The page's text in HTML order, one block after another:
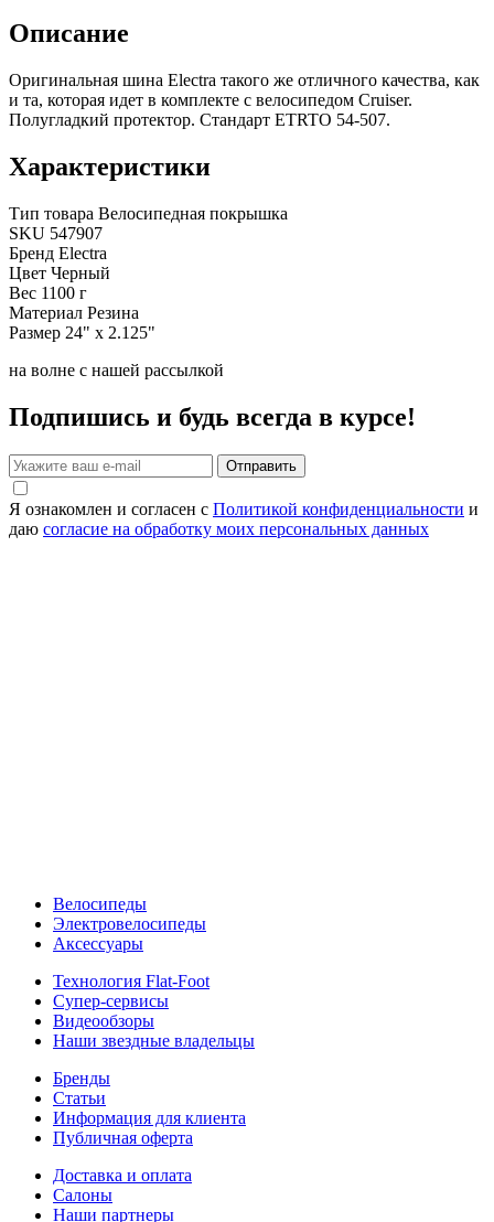
Описание
Оригинальная шина Electra такого же отличного качества, как
и та, которая идет в комплекте с велосипедом Cruiser.
Полугладкий протектор. Стандарт ETRTO 54-507.
Характеристики
Тип товара Велосипедная покрышка
SKU 547907
Бренд Electra
Цвет Черный
Вес 1100 г
Материал Резина
Размер 24" x 2.125"
на волне с нашей рассылкой
Подпишись и будь всегда в курсе!
Отправить
Я ознакомлен и согласен с Политикой конфиденциальности и
даю согласие на обработку моих персональных данных
Велосипеды
Электровелосипеды
Аксессуары
Технология Flat-Foot
Супер-сервисы
Видеообзоры
Наши звездные владельцы
Бренды
Статьи
Информация для клиента
Публичная оферта
Доставка и оплата
Салоны
Наши партнеры